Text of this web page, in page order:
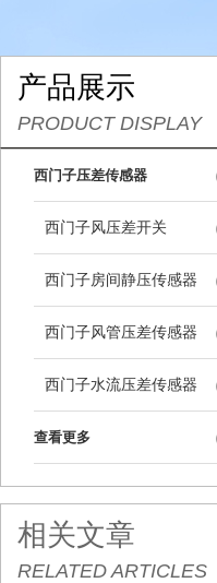
产品展示
PRODUCT DISPLAY
西门子压差传感器
西门子风压差开关
西门子房间静压传感器
西门子风管压差传感器
西门子水流压差传感器
查看更多
相关文章
RELATED ARTICLES